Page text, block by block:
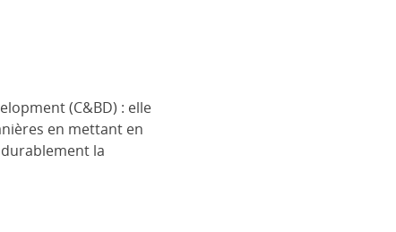
(C&BD) : elle
en mettant en
la